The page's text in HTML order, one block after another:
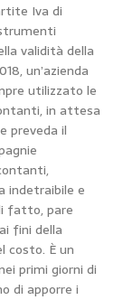
Iva di
validità della
un’azienda
utilizzato le
in attesa
preveda il
indetraibile e
fatto, pare
fini della
costo. È un
primi giorni di
di apporre i